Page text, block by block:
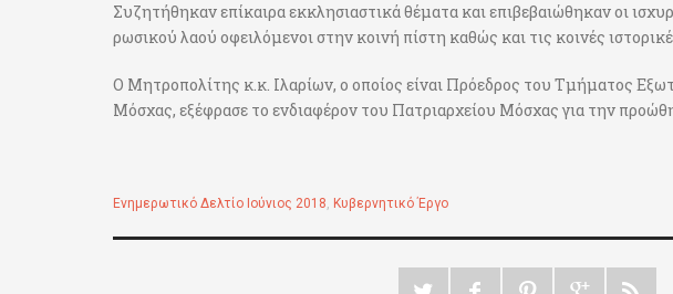
Συζητήθηκαν επίκαιρα εκκλησιαστικά θέματα και επιβεβαιώθηκαν οι
ρωσικού λαού οφειλόμενοι στην κοινή πίστη καθώς και τις κοινές
Ο Μητροπολίτης κ.κ. Ιλαρίων, ο οποίος είναι Πρόεδρος του Τμήματος
Μόσχας, εξέφρασε το ενδιαφέρον του Πατριαρχείου Μόσχας για την
Ενημερωτικό Δελτίο Ιούνιος 2018, Κυβερνητικό Έργο